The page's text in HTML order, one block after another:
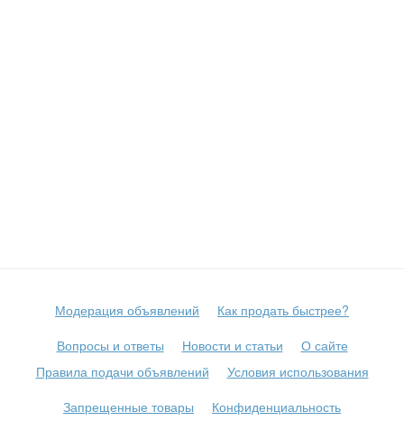
Модерация объявлений
Как продать быстрее?
Вопросы и ответы
Новости и статьи
О сайте
Правила подачи объявлений
Условия использования
Запрещенные товары
Конфиденциальность